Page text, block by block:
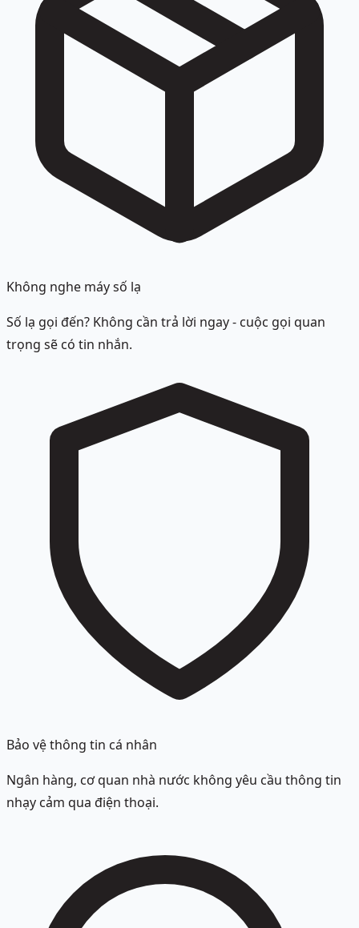
Không nghe máy số lạ
Số lạ gọi đến? Không cần trả lời ngay - cuộc gọi quan
trọng sẽ có tin nhắn.
Bảo vệ thông tin cá nhân
Ngân hàng, cơ quan nhà nước không yêu cầu thông tin
nhạy cảm qua điện thoại.